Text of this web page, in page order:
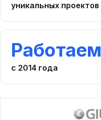
уникальных проектов
Работаем
с 2014 года